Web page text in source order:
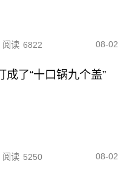
阅读 6822 08-02
了“十口锅九个盖”
阅读 5250 08-02